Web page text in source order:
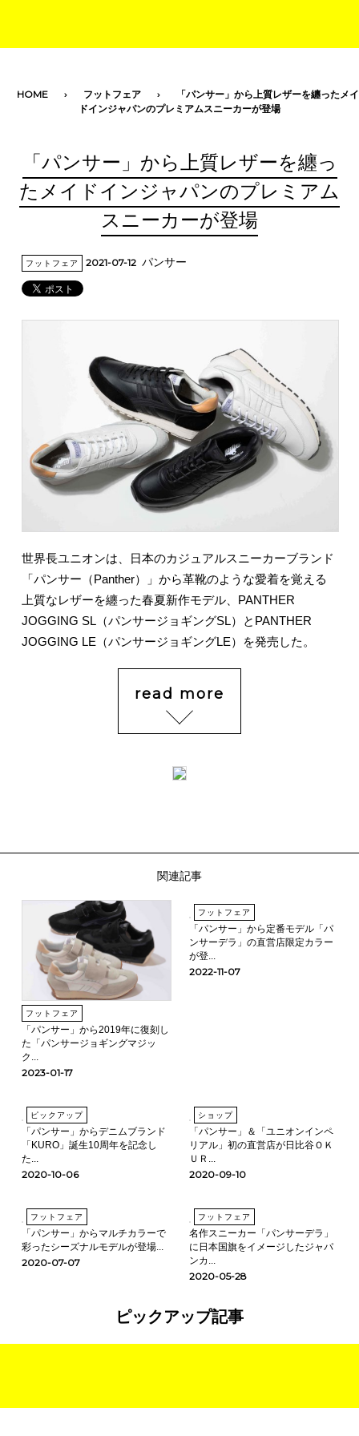
HOME フットフェア
「パンサー」から上質レザーを纏ったメイ
ドインジャパンのプレミアムスニーカーが登場
「パンサー」から上質レザーを纏っ
たメイドインジャパンのプレミアム
スニーカーが登場
フットフェア 2021-07-12 パンサー
世界長ユニオンは、日本のカジュアルスニーカーブランド
「パンサー（Panther）」から革靴のような愛着を覚える
上質なレザーを纏った春夏新作モデル、PANTHER
JOGGING SL（パンサージョギングSL）とPANTHER
JOGGING LE（パンサージョギングLE）を発売した。
read more
関連記事
フットフェア
「パンサー」から2019年に復刻し
た「パンサージョギングマジッ
ク...
2023-01-17
フットフェア
「パンサー」から定番モデル「パ
ンサーデラ」の直営店限定カラー
が登...
2022-11-07
ピックアップ
「パンサー」からデニムブランド
「KURO」誕生10周年を記念し
た...
2020-10-06
ショップ
「パンサー」＆「ユニオンインペ
リアル」初の直営店が日比谷ＯＫ
ＵＲ...
2020-09-10
フットフェア
「パンサー」からマルチカラーで
彩ったシーズナルモデルが登場...
2020-07-07
フットフェア
名作スニーカー「パンサーデラ」
に日本国旗をイメージしたジャパ
ンカ...
2020-05-28
ピックアップ記事